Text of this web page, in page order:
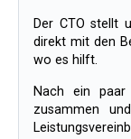
Der CTO stellt uns vor, gibt uns Zugang und Raum, um
direkt mit den
wo es hilft.
Nach ein paar Tagen setzen wir uns mit dem CTO
zusammen